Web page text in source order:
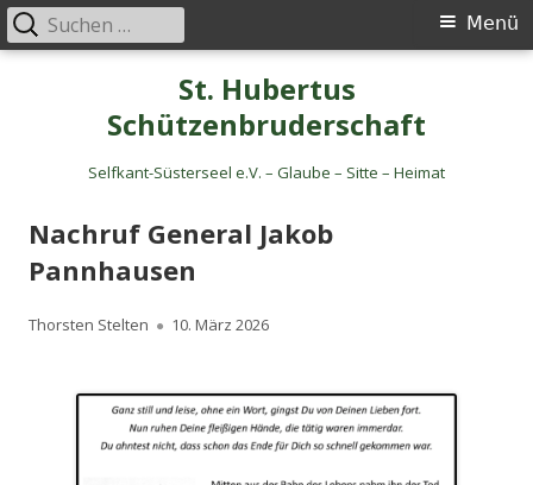
St. Hubertus
Schützenbruderschaft
Selfkant-Süsterseel e.V. – Glaube – Sitte – Heimat
Primäres
Menü
Suche
nach:
Nachruf General Jakob
Pannhausen
Autor
Thorsten Stelten
Veröffentlicht
10. März 2026